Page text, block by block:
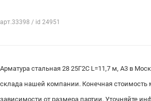
арт.33398 / id 24951
Арматура стальная 28 25Г2С L=11,7 м, А3 в
склада нашей компании. Конечная стоимость
зависимости от размера партии. Уточняйте